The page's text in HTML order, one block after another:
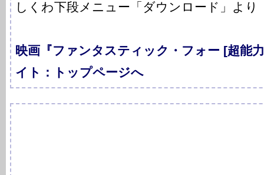
しくわ下段メニュー「ダウンロード」より
映画『ファンタスティック・フォー [超能
イト：トップページへ